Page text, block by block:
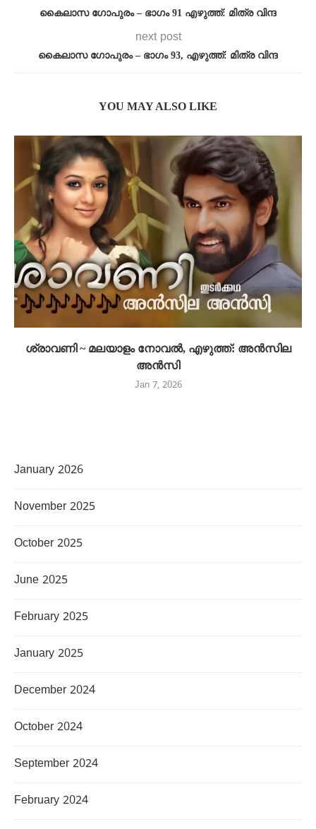
കൈലാസ ഗോപുരം – ഭാഗം 91 എഴുത്ത്: മിത്ര വിന്ദ
next post
കൈലാസ ഗോപുരം – ഭാഗം 93, എഴുത്ത്: മിത്ര വിന്ദ
YOU MAY ALSO LIKE
ശ്രാവണി ~ മലയാളം നോവൽ, എഴുത്ത്: അൻസില
അൻസി
Jan 7, 2026
January 2026
November 2025
October 2025
June 2025
February 2025
January 2025
December 2024
October 2024
September 2024
February 2024